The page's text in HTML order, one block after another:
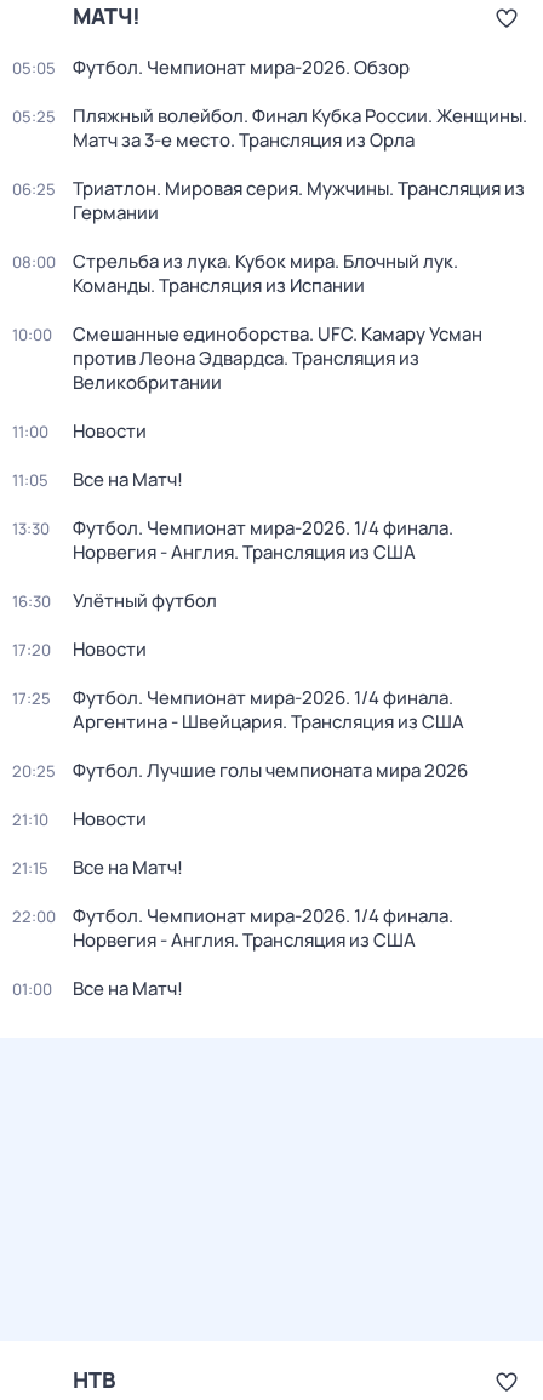
МАТЧ!
05:05 Футбол. Чемпионат мира-2026. Обзор
05:25
Пляжный волейбол. Финал Кубка России. Женщины.
Матч за 3-е место. Трансляция из Орла
06:25
Триатлон. Мировая серия. Мужчины. Трансляция из
Германии
08:00
Стрельба из лука. Кубок мира. Блочный лук.
Команды. Трансляция из Испании
10:00
Смешанные единоборства. UFC. Камару Усман
против Леона Эдвардса. Трансляция из
Великобритании
11:00 Новости
11:05 Все на Матч!
13:30
Футбол. Чемпионат мира-2026. 1/4 финала.
Норвегия - Англия. Трансляция из США
16:30 Улётный футбол
17:20 Новости
17:25
Футбол. Чемпионат мира-2026. 1/4 финала.
Аргентина - Швейцария. Трансляция из США
20:25 Футбол. Лучшие голы чемпионата мира 2026
21:10 Новости
21:15 Все на Матч!
22:00
Футбол. Чемпионат мира-2026. 1/4 финала.
Норвегия - Англия. Трансляция из США
01:00 Все на Матч!
НТВ